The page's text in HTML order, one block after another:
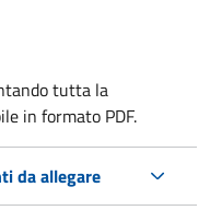
tutta la
in formato PDF.
da allegare